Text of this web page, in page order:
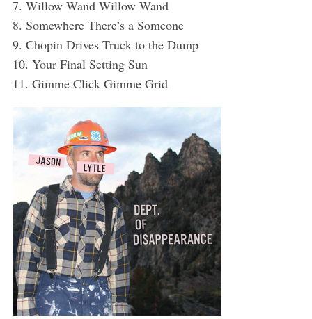
7. Willow Wand Willow Wand
8. Somewhere There’s a Someone
9. Chopin Drives Truck to the Dump
10. Your Final Setting Sun
11. Gimme Click Gimme Grid